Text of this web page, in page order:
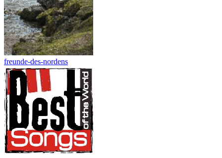
freunde-des-nordens